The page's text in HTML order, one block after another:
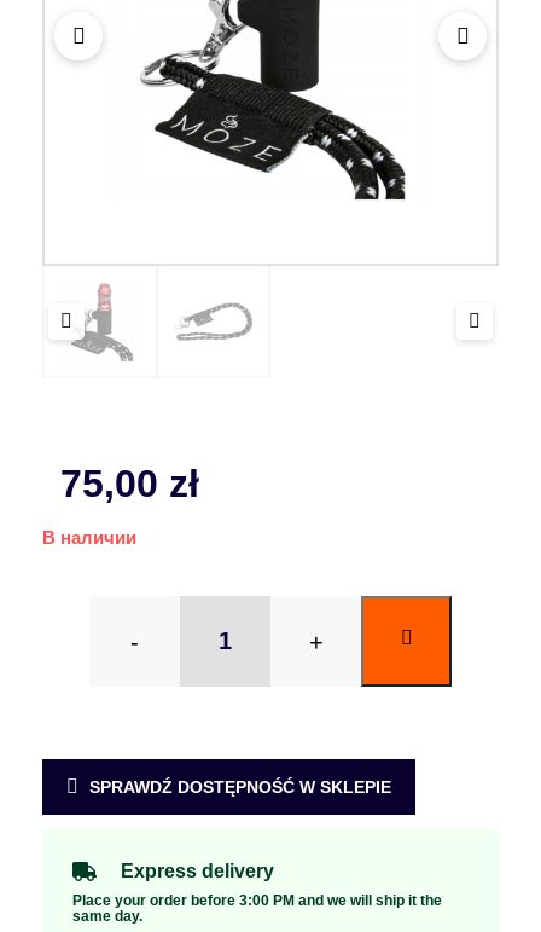
75,00 zł
В наличии
- +
SPRAWDŹ DOSTĘPNOŚĆ W SKLEPIE
Express delivery
Place your order before 3:00 PM and we will ship it the
same day.